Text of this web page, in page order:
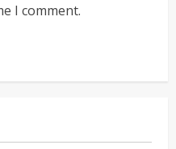
I comment.